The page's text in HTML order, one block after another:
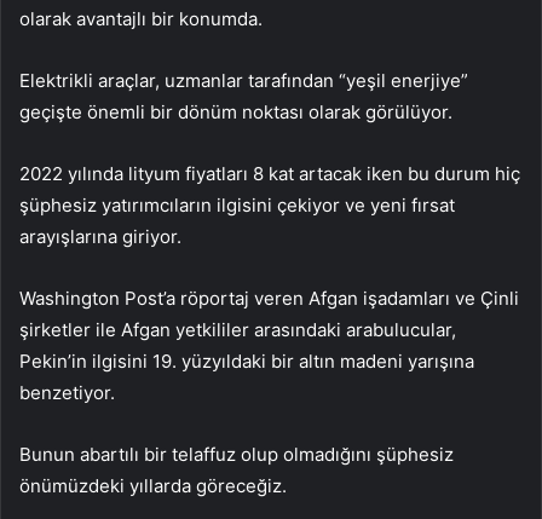
olarak avantajlı bir konumda.
Elektrikli araçlar, uzmanlar tarafından “yeşil enerjiye”
geçişte önemli bir dönüm noktası olarak görülüyor.
2022 yılında lityum fiyatları 8 kat artacak iken bu durum hiç
şüphesiz yatırımcıların ilgisini çekiyor ve yeni fırsat
arayışlarına giriyor.
Washington Post’a röportaj veren Afgan işadamları ve Çinli
şirketler ile Afgan yetkililer arasındaki arabulucular,
Pekin’in ilgisini 19. yüzyıldaki bir altın madeni yarışına
benzetiyor.
Bunun abartılı bir telaffuz olup olmadığını şüphesiz
önümüzdeki yıllarda göreceğiz.